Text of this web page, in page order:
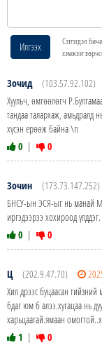
Илгээх
Сэтгэгдэл
хэмжээг
Зочид (103.57.92.102)
Хуульч, өмгөөлөгч
тандаа талархаж, амьдралд
хүсэн ерөөж байна \n
0 | 0
Зочин (173.73.147.252)
БНСУ-ын ЭСЯ-ыг нь манай
иргэдээрээ хохироод үлддэг.
0 | 0
Ц (202.9.47.70)
Хил дрээс буцаасан
бдаг юм б алээ.хугацаа нь
харьцаатай.ямаан
1 | 0